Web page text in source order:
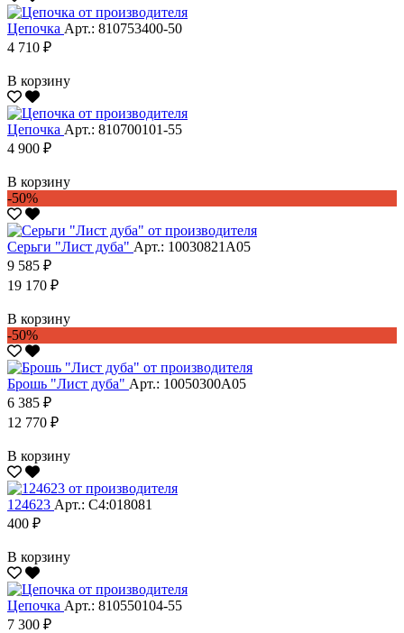
Цепочка Арт.: 810753400-50
4 710 ₽
В корзину
Цепочка Арт.: 810700101-55
4 900 ₽
В корзину
-50%
Серьги "Лист дуба" Арт.: 10030821А05
9 585 ₽
19 170 ₽
В корзину
-50%
Брошь "Лист дуба" Арт.: 10050300А05
6 385 ₽
12 770 ₽
В корзину
124623 Арт.: С4:018081
400 ₽
В корзину
Цепочка Арт.: 810550104-55
7 300 ₽